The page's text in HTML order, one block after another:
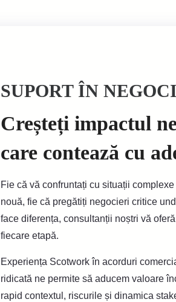
SUPORT ÎN
Creșteți impactul
care contează cu
Fie că vă confruntați cu situații
nouă, fie că pregătiți negocieri critice
face diferența, consultanții noștri vă
fiecare etapă.
Experiența Scotwork în acorduri
ridicată ne permite să aducem valoare
rapid contextul, riscurile și dinamica